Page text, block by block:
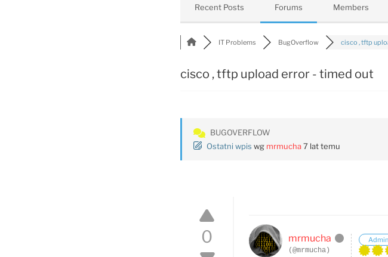
Recent Posts Forums Members
IT Problems BugOverflow cisco , tftp
cisco , tftp upload error - timed out
BUGOVERFLOW
Ostatni wpis wg mrmucha7 lat temu
0 mrmucha
(@mrmucha)
Admin